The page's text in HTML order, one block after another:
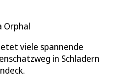
Orphal
viele spannende
in Schladern